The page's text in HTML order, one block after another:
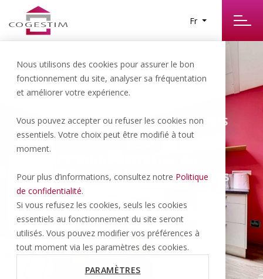
Nous utilisons des cookies pour assurer le bon
fonctionnement du site, analyser sa fréquentation
et améliorer votre expérience.
Vous pouvez accepter ou refuser les cookies non
essentiels. Votre choix peut être modifié à tout
moment.
Pour plus d’informations, consultez notre Politique
de confidentialité.
Si vous refusez les cookies, seuls les cookies
essentiels au fonctionnement du site seront
utilisés. Vous pouvez modifier vos préférences à
tout moment via les paramètres des cookies.
PARAMÈTRES
Fr
Aubonne | 2’350.- CHF/NET/MOIS
artisanale à Aubonne, charges
comprises
106 M 2 PARK